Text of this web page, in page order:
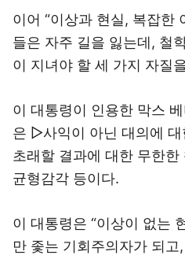
이어 “이상과 현실, 복잡한
들은 자주 길을 잃는데, 철
이 지녀야 할 세 가지 자질
이 대통령이 인용한 막스
은 ▷사익이 아닌 대의에
초래할 결과에 대한 무한
균형감각 등이다.
이 대통령은 “이상이 없는
만 좇는 기회주의자가 되